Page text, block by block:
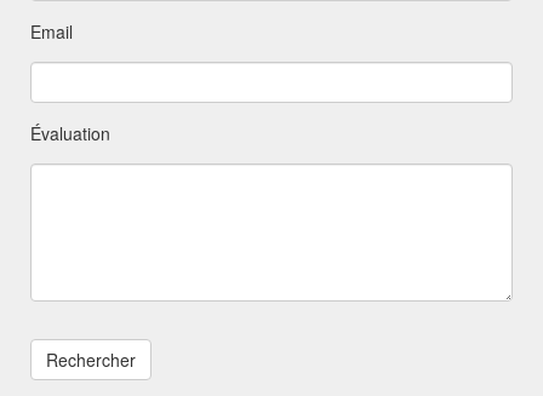
Email
Évaluation